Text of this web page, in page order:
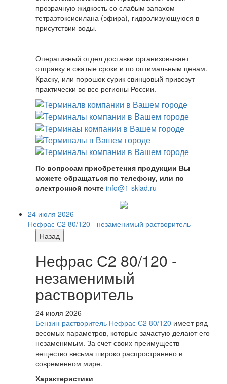
прозрачную жидкость со слабым запахом
тетраэтоксисилана (эфира), гидролизующуюся в
присутствии воды.
Оперативный отдел доставки организовывает
отправку в сжатые сроки и по оптимальным ценам.
Краску, или порошок сурик свинцовый привезут
практически во все регионы России.
По вопросам приобретения продукции Вы
можете обращаться по телефону, или по
электронной почте info@1-sklad.ru
24 июля 2026
Нефрас С2 80/120 - незаменимый растворитель
Назад
Нефрас С2 80/120 -
незаменимый
растворитель
24 июля 2026
Бензин-растворитель Нефрас С2 80/120 имеет ряд
весомых параметров, которые зачастую делают его
незаменимым. За счет своих преимуществ
вещество весьма широко распространено в
современном мире.
Характеристики